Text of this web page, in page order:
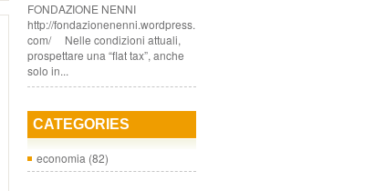
FONDAZIONE NENNI
http://fondazionenenni.wordpress.
com/ Nelle condizioni attuali,
prospettare una “flat tax”, anche
solo in...
CATEGORIES
economia (82)